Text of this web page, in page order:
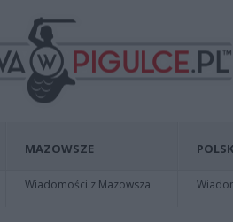
MAZOWSZE
Wiadomości z Mazowsza